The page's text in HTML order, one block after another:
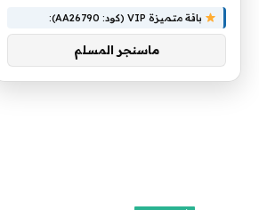
باقة متميزة VIP (كود: AA26790):
ماسنجر المسلم